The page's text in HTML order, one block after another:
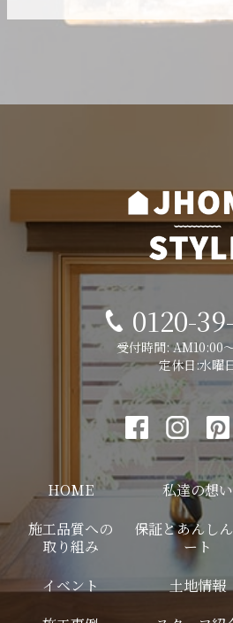
0120-
受付時間: AM10:00
定休日:水曜
HOME 私達の想い
施工品質への
取り組み
保証とあんし
ート
イベント 土地情報